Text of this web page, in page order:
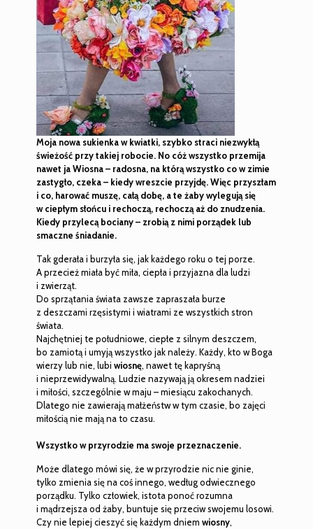
Moja nowa sukienka w kwiatki, szybko straci niezwykłą
świeżość przy takiej robocie. No cóż wszystko przemija
nawet ja Wiosna – radosna, na którą wszystko co w zimie
zastygło, czeka – kiedy wreszcie przyjdę. Więc przyszłam
i co, harować muszę, całą dobę, a te żaby wylegują się
w ciepłym słońcu i rechoczą, rechoczą aż do znudzenia.
Kiedy przylecą bociany – zrobią z nimi porządek lub
smaczne śniadanie.
Tak gderała i burzyła się, jak każdego roku o tej porze.
A przecież miała być miła, ciepła i przyjazna dla ludzi
i zwierząt.
Do sprzątania świata zawsze zapraszała burze
z deszczami rzęsistymi i wiatrami ze wszystkich stron
świata.
Najchętniej te południowe, ciepłe z silnym deszczem,
bo zamiotą i umyją wszystko jak należy. Każdy, kto w Boga
wierzy lub nie, lubi wiosnę, nawet tę kapryśną
i nieprzewidywalną. Ludzie nazywają ją okresem nadziei
i miłości, szczególnie w maju – miesiącu zakochanych.
Dlatego nie zawierają małżeństw w tym czasie, bo zajęci
miłością nie mają na to czasu.
Wszystko w przyrodzie ma swoje przeznaczenie.
Może dlatego mówi się, że w przyrodzie nic nie ginie,
tylko zmienia się na coś innego, według odwiecznego
porządku. Tylko człowiek, istota ponoć rozumna
i mądrzejsza od żaby, buntuje się przeciw swojemu losowi.
Czy nie lepiej cieszyć się każdym dniem wiosny,